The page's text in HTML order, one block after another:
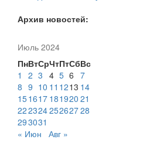
Архив новостей:
Июль 2024
ПнВтСрЧтПтСбВс
1
2 3 4 5 6 7
8 9 10 11 1213 14
151617 181920 21
22232425262728
293031
« Июн
Авг »